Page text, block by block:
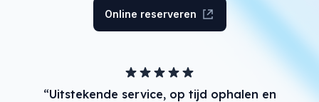
Online reserveren
“Uitstekende service, op tijd ophalen en